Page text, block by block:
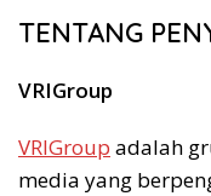
TENTANG
VRIGroup
VRIGroup adalah
media yang